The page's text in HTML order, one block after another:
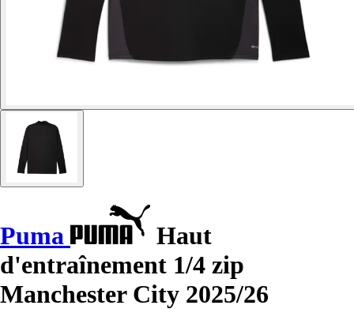
Puma
Haut
d'entraînement 1/4 zip
Manchester City 2025/26